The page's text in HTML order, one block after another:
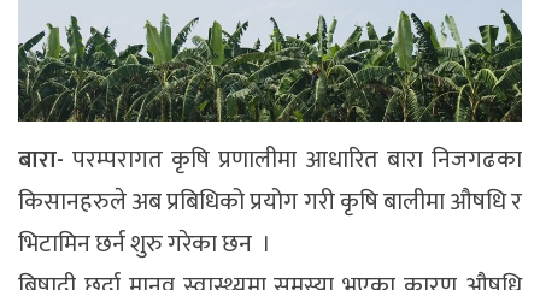
बारा- परम्परागत कृषि प्रणालीमा आधारित बारा निजगढका
किसानहरुले अब प्रबिधिको प्रयोग गरी कृषि बालीमा औषधि र
भिटामिन छर्न शुरु गरेका छन ।